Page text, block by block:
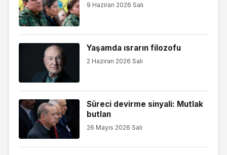
9 Haziran 2026 Salı
Yaşamda ısrarın filozofu
2 Haziran 2026 Salı
Süreci devirme sinyali: Mutlak
butlan
26 Mayıs 2026 Salı